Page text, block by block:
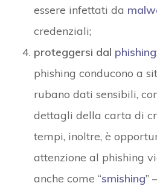
essere infettati da
credenziali;
proteggersi dal phishing
phishing conducono a
rubano dati sensibili,
dettagli della carta di
tempi, inoltre, è
attenzione al phishing
anche come “smishing”